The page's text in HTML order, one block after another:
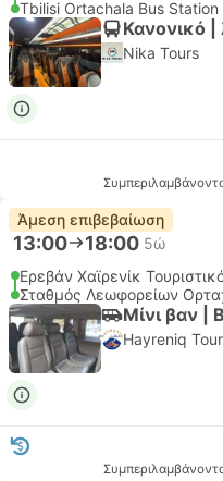
Tbilisi Ortachala Bus Station
Κανονικό
Nika Tours
Άμεση επιβεβαίωση
13:00 18:00 5ώ
Ερεβάν Χαϊρενίκ
Σταθμός Λεωφορείων
Μίνι βαν |
Hayreniq Tour